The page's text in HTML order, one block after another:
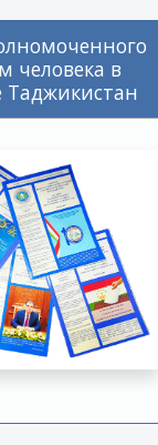
человека в
Таджикистан